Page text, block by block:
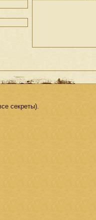
секреты).